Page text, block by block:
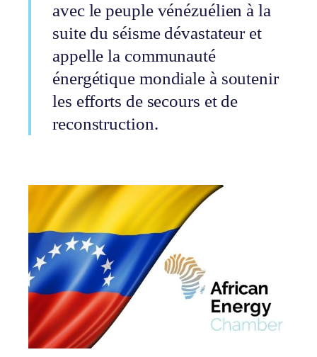
avec le peuple vénézuélien à la
suite du séisme dévastateur et
appelle la communauté
énergétique mondiale à soutenir
les efforts de secours et de
reconstruction.